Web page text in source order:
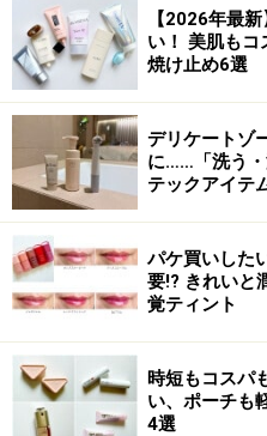
【2026年最
い！ 美肌もコ
焼け止め6選
デリケートゾ
に……「洗う・
テックアイテ
パケ買いした
要!? きれいと
覚ティント
時短もコスパ
い、ポーチも
4選